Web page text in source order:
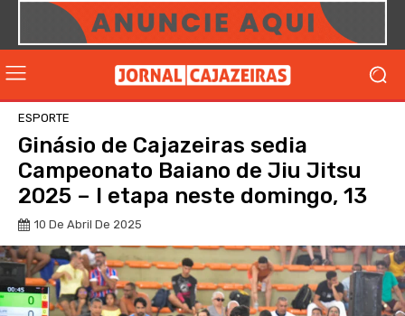
ESPORTE
Ginásio de Cajazeiras sedia
Campeonato Baiano de Jiu Jitsu
2025 – I etapa neste domingo, 13
10 De Abril De 2025